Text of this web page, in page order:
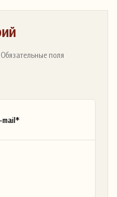
поля